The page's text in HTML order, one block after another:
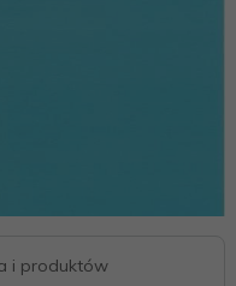
i produktów